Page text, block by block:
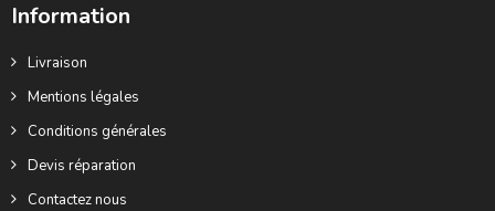
Information
Livraison
Mentions légales
Conditions générales
Devis réparation
Contactez nous